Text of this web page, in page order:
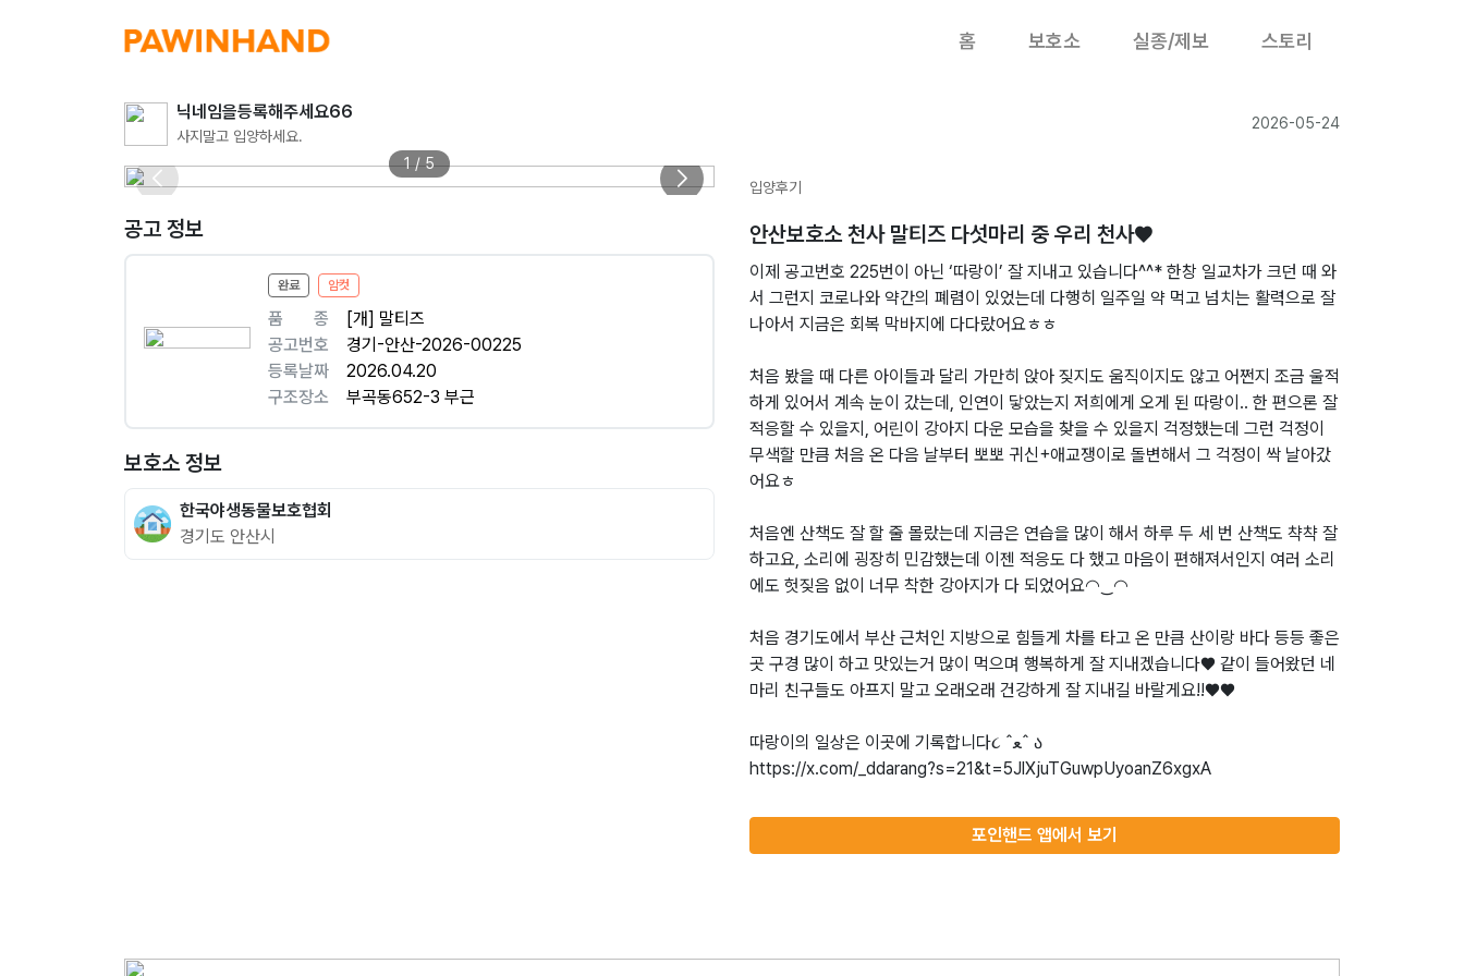
홈 보호소 실종/제보 스토리
닉네임을등록해주세요66
사지말고 입양하세요.
2026-05-24
1 / 5
공고 정보
완료 암컷
품ㅤㅤ종
[개] 말티즈
공고번호
경기-안산-2026-00225
등록날짜
2026.04.20
구조장소
부곡동652-3 부근
보호소 정보
한국야생동물보호협회
경기도 안산시
입양후기
안산보호소 천사 말티즈 다섯마리 중 우리 천사♥
이제 공고번호 225번이 아닌 ‘따랑이’ 잘 지내고 있습니다^^* 한창 일교차가 크던 때 와
서 그런지 코로나와 약간의 폐렴이 있었는데 다행히 일주일 약 먹고 넘치는 활력으로 잘
나아서 지금은 회복 막바지에 다다랐어요ㅎㅎ
처음 봤을 때 다른 아이들과 달리 가만히 앉아 짖지도 움직이지도 않고 어쩐지 조금 울적
하게 있어서 계속 눈이 갔는데, 인연이 닿았는지 저희에게 오게 된 따랑이.. 한 편으론 잘
적응할 수 있을지, 어린이 강아지 다운 모습을 찾을 수 있을지 걱정했는데 그런 걱정이
무색할 만큼 처음 온 다음 날부터 뽀뽀 귀신+애교쟁이로 돌변해서 그 걱정이 싹 날아갔
어요ㅎ
처음엔 산책도 잘 할 줄 몰랐는데 지금은 연습을 많이 해서 하루 두 세 번 산책도 챡챡 잘
하고요, 소리에 굉장히 민감했는데 이젠 적응도 다 했고 마음이 편해져서인지 여러 소리
에도 헛짖음 없이 너무 착한 강아지가 다 되었어요◠‿◠
처음 경기도에서 부산 근처인 지방으로 힘들게 차를 타고 온 만큼 산이랑 바다 등등 좋은
곳 구경 많이 하고 맛있는거 많이 먹으며 행복하게 잘 지내겠습니다♥ 같이 들어왔던 네
마리 친구들도 아프지 말고 오래오래 건강하게 잘 지내길 바랄게요!!♥♥
따랑이의 일상은 이곳에 기록합니다૮ ˆﻌˆ ა
포인핸드 앱에서 보기